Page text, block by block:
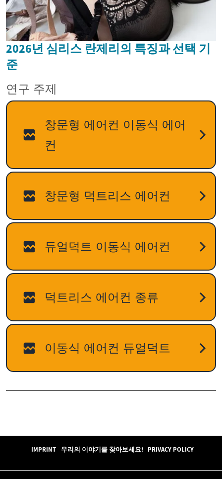
2026년 심리스 란제리의 특징과 선택 기
준
IMPRINT 우리의 이야기를 찾아보세요! PRIVACY POLICY